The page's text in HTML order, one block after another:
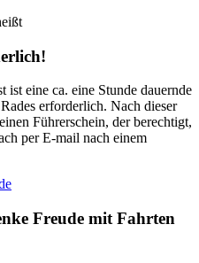
ist eine ca. eine Stunde dauernde
erforderlich. Nach dieser
Führerschein, der berechtigt,
per E-mail nach einem
Freude mit Fahrten